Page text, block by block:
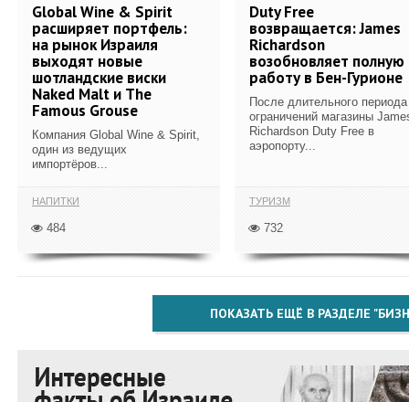
Global Wine & Spirit
расширяет портфель:
на рынок Израиля
выходят новые
шотландские виски
Naked Malt и The
Famous Grouse
Компания Global Wine & Spirit,
один из ведущих
импортёров...
НАПИТКИ
484
Duty Free
возвращается: James
Richardson
возобновляет полную
работу в Бен-Гурионе
После длительного периода
ограничений магазины
Richardson Duty Free в
аэропорту...
ТУРИЗМ
732
ПОКАЗАТЬ ЕЩЁ В РАЗДЕЛЕ